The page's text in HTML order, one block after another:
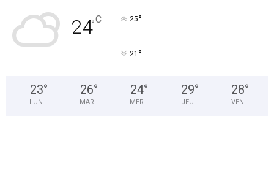
24°C 25°
21 °
23°
LUN
26°
MAR
24°
MER
29°
JEU
28°
VEN